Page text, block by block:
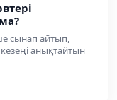
сынап айтып,
анықтайтын